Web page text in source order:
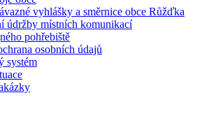
vyhlášky a směrnice obce Růžďka
údržby místních komunikací
pohřebiště
osobních údajů
systém